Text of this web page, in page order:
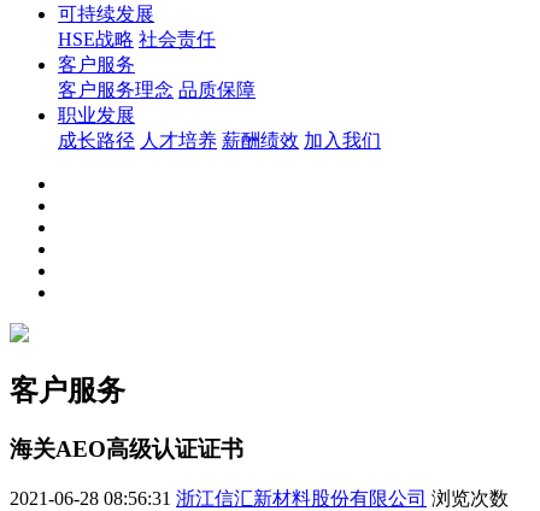
可持续发展
HSE战略 社会责任
客户服务
客户服务理念 品质保障
职业发展
成长路径 人才培养 薪酬绩效 加入我们
客户服务
海关AEO高级认证证书
2021-06-28 08:56:31 浙江信汇新材料股份有限公司 浏览次数